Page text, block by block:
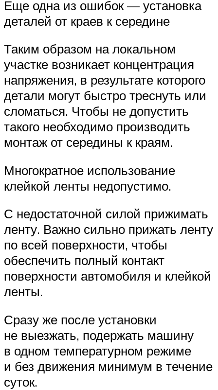
Еще одна из ошибок — установка
деталей от краев к середине
Таким образом на локальном
участке возникает концентрация
напряжения, в результате которого
детали могут быстро треснуть или
сломаться. Чтобы не допустить
такого необходимо производить
монтаж от середины к краям.
Многократное использование
клейкой ленты недопустимо.
С недостаточной силой прижимать
ленту. Важно сильно прижать ленту
по всей поверхности, чтобы
обеспечить полный контакт
поверхности автомобиля и клейкой
ленты.
Сразу же после установки
не выезжать, подержать машину
в одном температурном режиме
и без движения минимум в течение
суток.